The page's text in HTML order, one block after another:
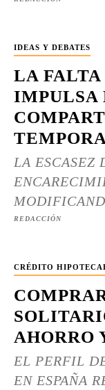
IDEAS Y DEBATES
LA FALTA
IMPULSA
LA ESCASEZ
REDACCIÓN
CRÉDITO
AHORRO
EL PERFIL
EN ESPAÑA